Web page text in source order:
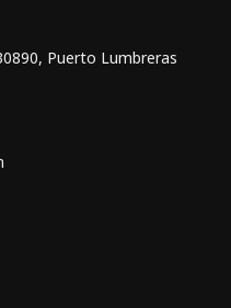
Puerto Lumbreras